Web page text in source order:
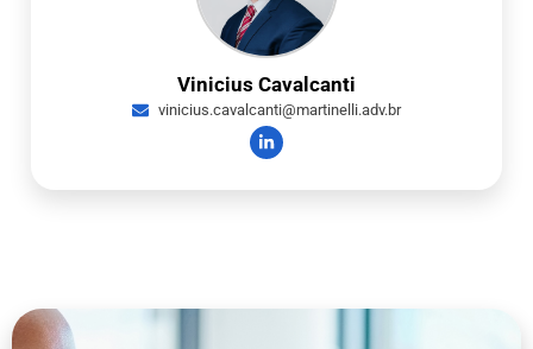
Vinicius Cavalcanti
vinicius.cavalcanti@martinelli.adv.br